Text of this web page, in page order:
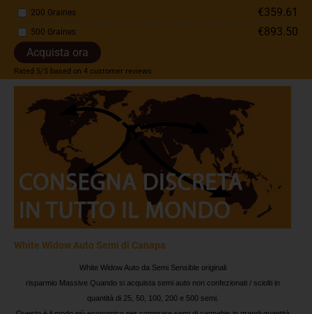
200 Graines €359.61
500 Graines
€893.50
Acquista ora
Rated 5/5 based on 4 customer reviews
White Widow Auto Semi di Canapa
White Widow Auto da Semi Sensible originali
risparmio Massive Quando si acquista semi auto non confezionati / sciolti in
quantità di 25, 50, 100, 200 e 500 semi.